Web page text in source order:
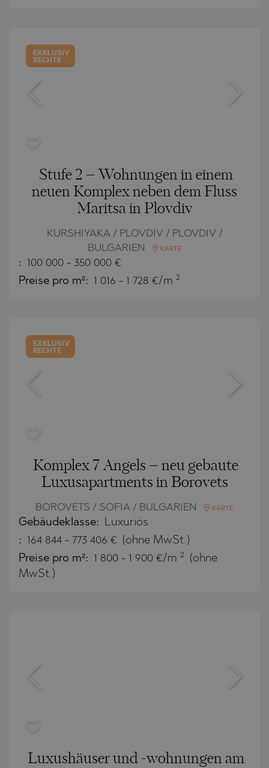
EXKLUSIV
RECHTE
Stufe 2 – Wohnungen in einem
neuen Komplex neben dem Fluss
Maritsa in Plovdiv
KURSHIYAKA / PLOVDIV / PLOVDIV /
BULGARIEN
KARTE
: 100 000 - 350 000 €
Preise pro m²: 1 016 - 1 728 €/m 2
EXKLUSIV
RECHTE
Komplex 7 Angels – neu gebaute
Luxusapartments in Borovets
BOROVETS / SOFIA / BULGARIEN KARTE
Gebäudeklasse: Luxuriös
: 164 844 - 773 406 € (ohne MwSt.)
Preise pro m²: 1 800 - 1 900 €/m 2
(ohne
MwSt.)
Luxushäuser und -wohnungen am